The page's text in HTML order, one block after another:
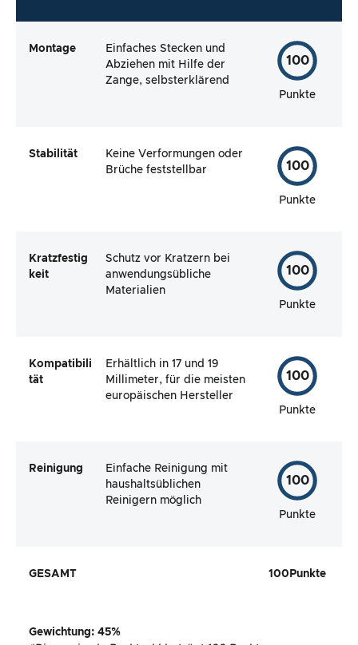
Montage
Einfaches Stecken und
Abziehen mit Hilfe der
Zange, selbsterklärend
100
Punkte
Stabilität
Keine Verformungen oder
Brüche feststellbar
100
Punkte
Kratzfestig
keit
Schutz vor Kratzern bei
anwendungsübliche
Materialien
100
Punkte
Kompatibili
tät
Erhältlich in 17 und 19
Millimeter, für die meisten
europäischen Hersteller
100
Punkte
Reinigung
Einfache Reinigung mit
haushaltsüblichen
Reinigern möglich
100
Punkte
GESAMT 100 Punkte
Gewichtung: 45%